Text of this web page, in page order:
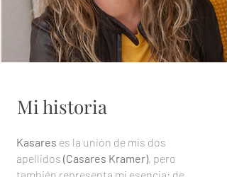
Mi historia
Kasares es la unión de mis dos
apellidos (Casares Kramer), pero